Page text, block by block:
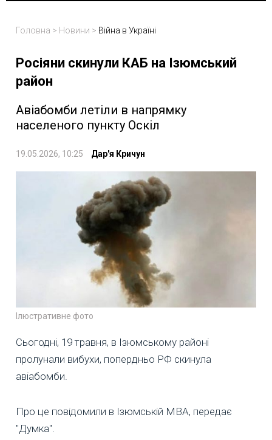
Головна > Новини > Війна в Україні
Росіяни скинули КАБ на Ізюмський
район
Авіабомби летіли в напрямку
населеного пункту Оскіл
19.05.2026, 10:25 Дар'я Кричун
Ілюстративне фото
Сьогодні, 19 травня, в Ізюмському районі
пролунали вибухи, попердньо РФ скинула
авіабомби.
Про це повідомили в Ізюмській МВА, передає
"Думка".